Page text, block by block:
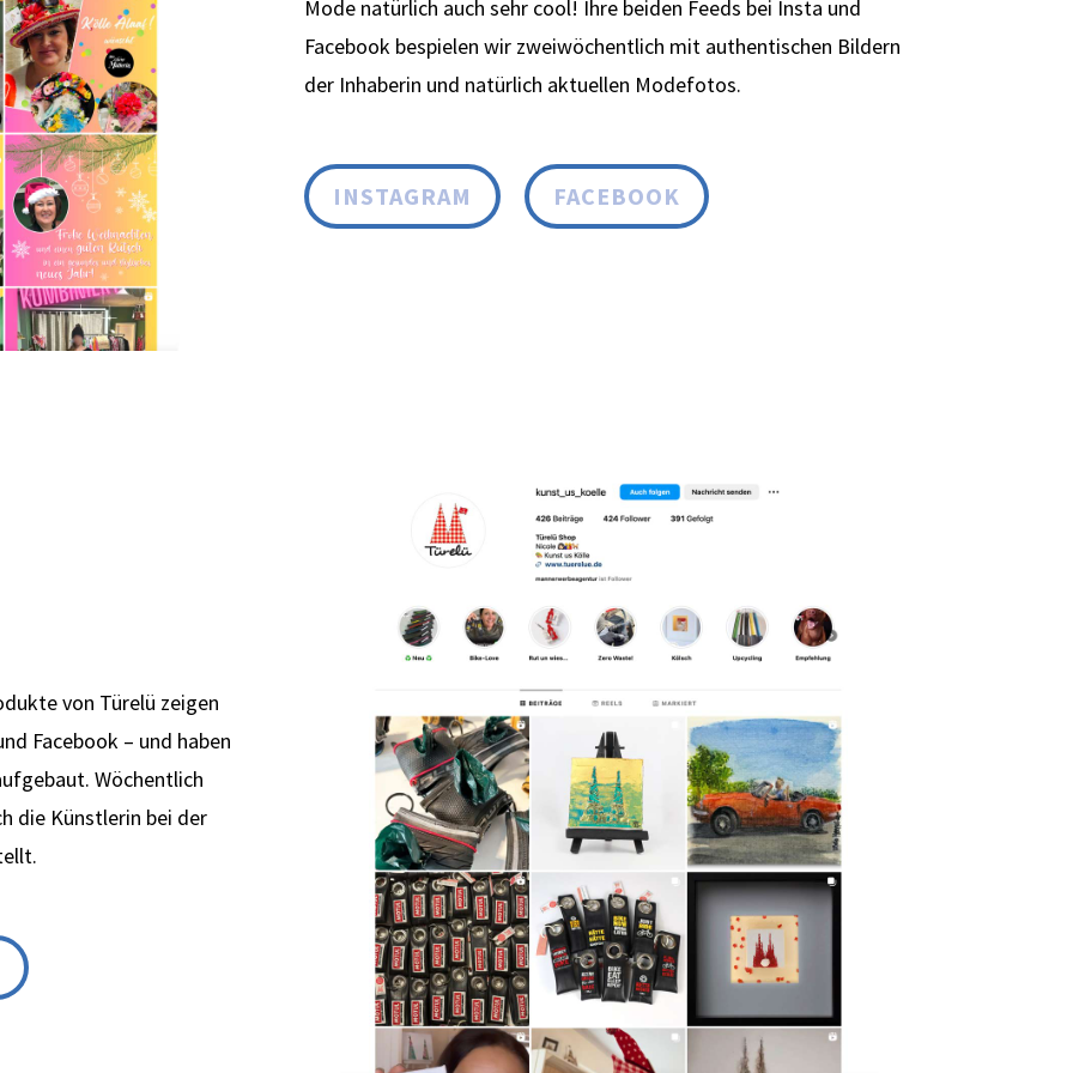
Mode natürlich auch sehr cool! Ihre beiden Feeds bei Insta und
Facebook bespielen wir zweiwöchentlich mit authentischen Bildern
der Inhaberin und natürlich aktuellen Modefotos.
INSTAGRAM FACEBOOK
von Türelü zeigen
Facebook – und haben
Wöchentlich
die Künstlerin bei der